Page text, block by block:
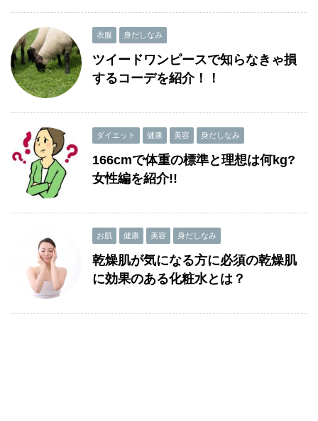
衣服 身だしなみ
ツイードワンピースで知らなきゃ損
するコーデを紹介！！
ダイエット 健康 美容 身だしなみ
166cmで体重の標準と理想は何kg?
女性編を紹介!!
お肌 健康 美容 身だしなみ
乾燥肌が気になる方に必須の乾燥肌
に効果のある化粧水とは？